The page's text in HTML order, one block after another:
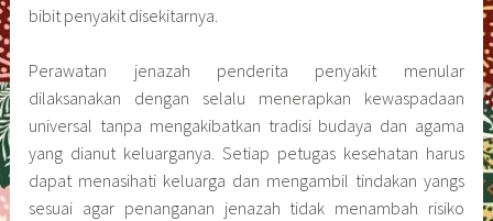
bibit penyakit disekitarnya.
Perawatan jenazah penderita penyakit menular
dilaksanakan dengan selalu menerapkan kewaspadaan
universal tanpa mengakibatkan tradisi budaya dan agama
yang dianut keluarganya. Setiap petugas kesehatan harus
dapat menasihati keluarga dan mengambil tindakan yangs
sesuai agar penanganan jenazah tidak menambah risiko